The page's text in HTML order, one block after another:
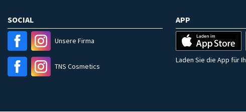
SOCIAL
Unsere Firma
TNS Cosmetics
APP
Laden Sie die App für